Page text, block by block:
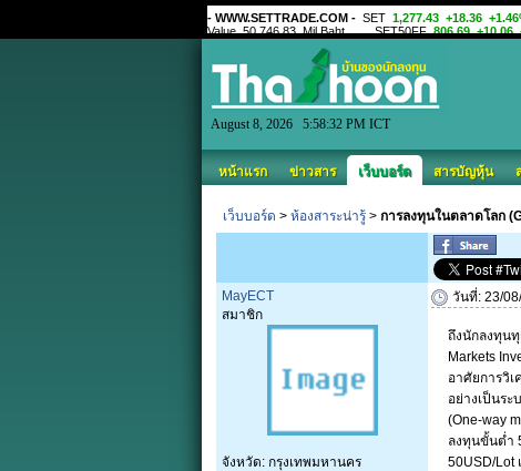
August 8, 2026 5:58:32 PM ICT
หน้าแรก ข่าวสาร เว็บบอร์ด สารบัญหุ้น
เว็บบอร์ด > ห้องสาระน่ารู้ > การลงทุนในตลาดโลก
MayECT
สมาชิก
จังหวัด: กรุงเทพมหานคร
วันที่: 23/
ถึงนักลงทุน
Markets
อาศัยการวิ
อย่างเป็นร
(One-way
ลงทุนขั้นต่ำ
50USD/Lot